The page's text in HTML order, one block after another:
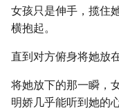
女孩只是伸手，揽住
横抱起。
直到对方俯身将她放
将她放下的那一瞬，
明娇几乎能听到她的心